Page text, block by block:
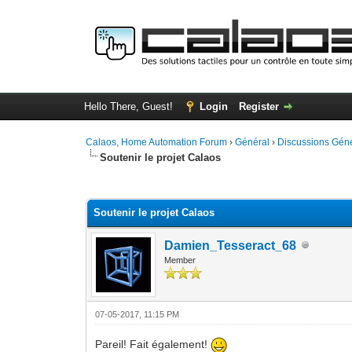
Hello There, Guest! Login Register
Calaos, Home Automation Forum ›Général › Discussions
Soutenir le projet Calaos
Soutenir le projet Calaos
Damien_Tesseract_68
Member
07-05-2017, 11:15 PM
Pareil! Fait également!